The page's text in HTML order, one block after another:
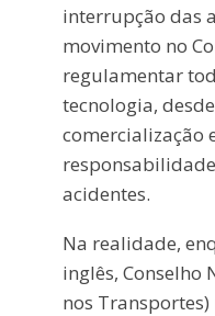
interrupção das
movimento no
regulamentar
tecnologia,
comercialização
acidentes.
Na realidade,
inglês, Conselho
nos